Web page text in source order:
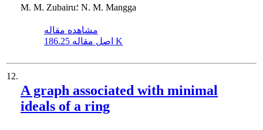
M. M. Zubairu؛ N. M. Mangga
مشاهده مقاله
اصل مقاله 186.25 K
12.
A graph associated with minimal
ideals of a ring